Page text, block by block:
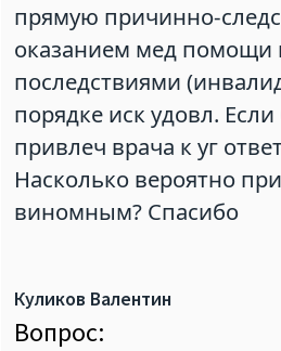
прямую причинно-
оказанием мед
последствиями
порядке иск удовл. Если
привлеч врача к уг
Насколько вероятно
виномным? Спасибо
Куликов Валентин
Вопрос: